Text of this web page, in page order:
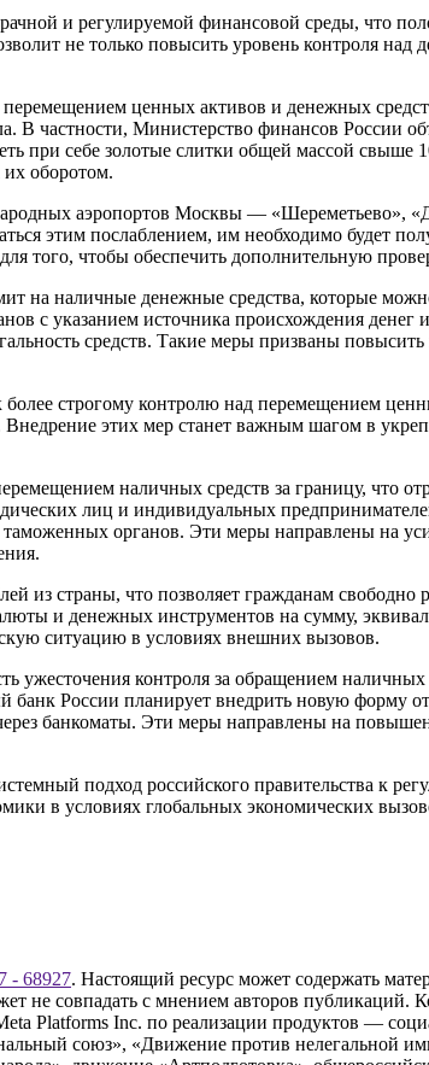
и регулируемой финансовой среды, что
не только повысить уровень контроля
ценных активов и денежных
частности, Министерство финансов России
при себе золотые слитки общей массой свыше
их оборотом.
аэропортов Москвы — «Шереметьево»,
этим послаблением, им необходимо будет
того, чтобы обеспечить дополнительную
на наличные денежные средства, которые
с указанием источника происхождения
средств. Такие меры призваны
строгому контролю над перемещением
Внедрение этих мер станет важным шагом в
наличных средств за границу, что
лиц и индивидуальных
органов. Эти меры направлены на
из страны, что позволяет гражданам
и денежных инструментов на сумму,
ситуацию в условиях внешних вызовов.
ужесточения контроля за обращением
России планирует внедрить новую форму
банкоматы. Эти меры направлены на
подход российского правительства к
в условиях глобальных экономических
68927. Настоящий ресурс может содержать
не совпадать с мнением авторов публикаций.
Platforms Inc. по реализации продуктов —
союз», «Движение против